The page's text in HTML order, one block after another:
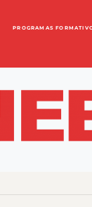
PROGRAMAS